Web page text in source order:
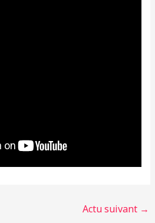
Actu suivant →